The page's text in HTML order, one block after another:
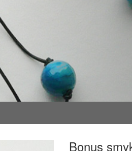
Bonus